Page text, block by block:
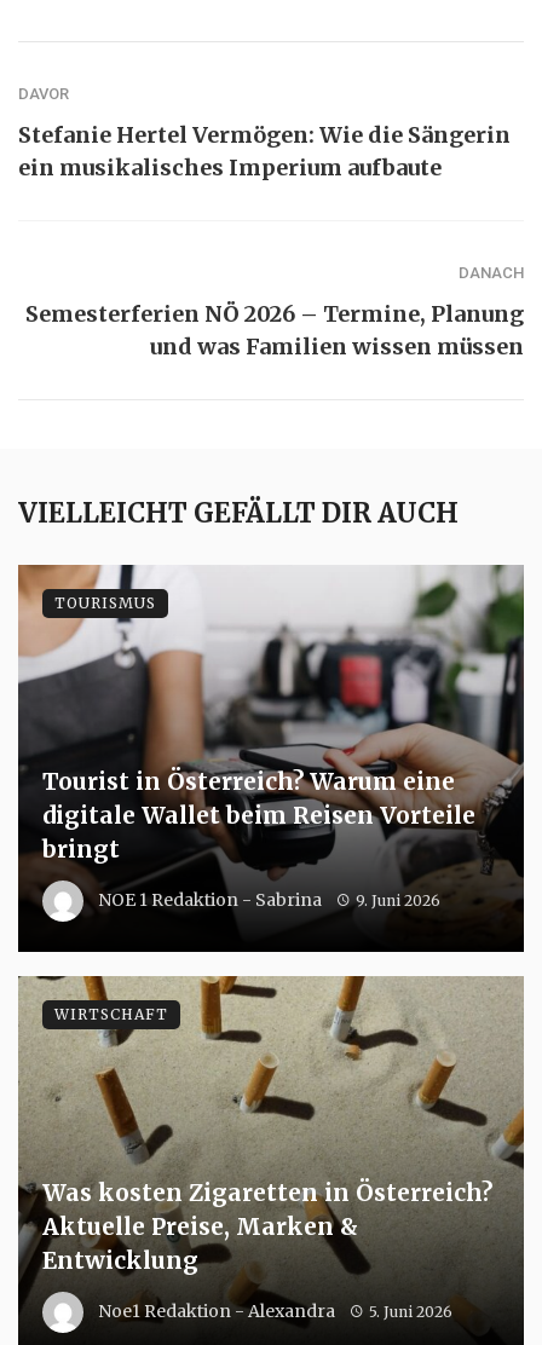
DAVOR
Stefanie Hertel Vermögen: Wie die Sängerin
ein musikalisches Imperium aufbaute
DANACH
Semesterferien NÖ 2026 – Termine, Planung
und was Familien wissen müssen
VIELLEICHT GEFÄLLT DIR AUCH
Tourist in Österreich? Warum eine
digitale Wallet beim Reisen Vorteile
bringt
NOE 1 Redaktion - Sabrina 9. Juni 2026
TOURISMUS
Was kosten Zigaretten in Österreich?
Aktuelle Preise, Marken &
Entwicklung
Noe1 Redaktion - Alexandra 5. Juni 2026
WIRTSCHAFT